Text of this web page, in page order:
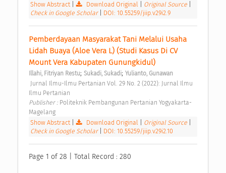
Show Abstract| Download Original Original Source
Check in Google Scholar
DOI: 10.55259/jiip.v29i2.9
Pemberdayaan Masyarakat Tani Melalui Usaha
Lidah Buaya (Aloe Vera L) (Studi Kasus Di CV
Mount Vera Kabupaten Gunungkidul)
Illahi, Fitriyan Restu; Sukadi, Sukadi; Yulianto, Gunawan
Ilmu Pertanian
Publisher : Politeknik Pembangunan Pertanian Yogyakarta-
Magelang
Show Abstract| Download Original Original Source
Check in Google Scholar
DOI: 10.55259/jiip.v29i2.10
Page 1 of 28 | Total Record : 280